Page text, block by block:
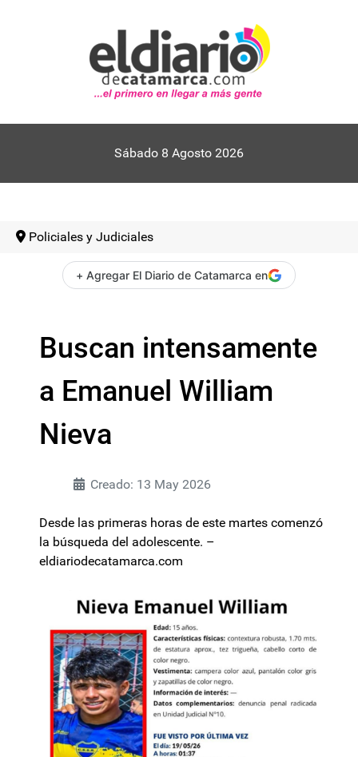
Sábado 8 Agosto 2026
Policiales y Judiciales
+ Agregar El Diario de Catamarca en
Buscan intensamente
a Emanuel William
Nieva
Creado: 13 May 2026
Desde las primeras horas de este martes comenzó
la búsqueda del adolescente. –
eldiariodecatamarca.com